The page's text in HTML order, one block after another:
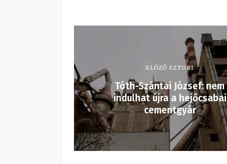
ELŐZŐ SZTORI
Tóth-Szántai József: nem
indulhat újra a hejőcsabai
cementgyár